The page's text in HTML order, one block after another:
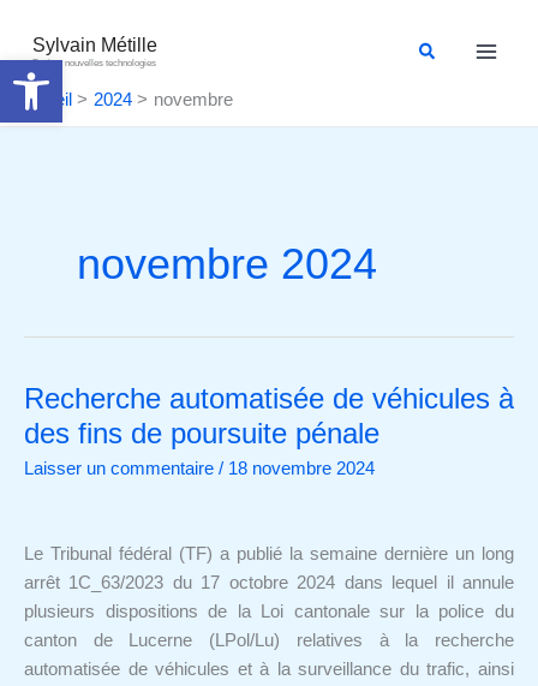
Ouvrir la barre d’outils
contenu
Sylvain Métille
Droit et nouvelles technologies
Rechercher
Accueil 2024 novembre
novembre 2024
Recherche automatisée de véhicules à
des fins de poursuite pénale
Laisser un commentaire / 18 novembre 2024
Le Tribunal fédéral (TF) a publié la semaine dernière un long
arrêt 1C_63/2023 du 17 octobre 2024 dans lequel il annule
plusieurs dispositions de la Loi cantonale sur la police du
canton de Lucerne (LPol/Lu) relatives à la recherche
automatisée de véhicules et à la surveillance du trafic, ainsi
Recherche
automatisée
véhicules
poursuite